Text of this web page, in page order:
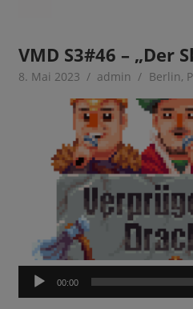
VMD S3#46 – „Der
8. Mai 2023 admin Berlin,
Audio-
Player
00:00